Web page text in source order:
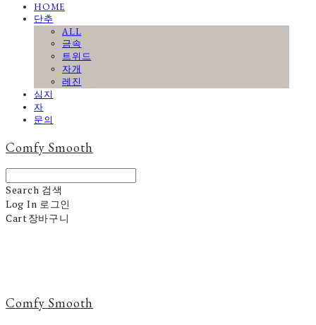
HOME
단추
ALL
금속
트위드
자개
레진
심지
자
문의
Comfy Smooth
Search 검색
Log In 로그인
Cart장바구니
Comfy Smooth